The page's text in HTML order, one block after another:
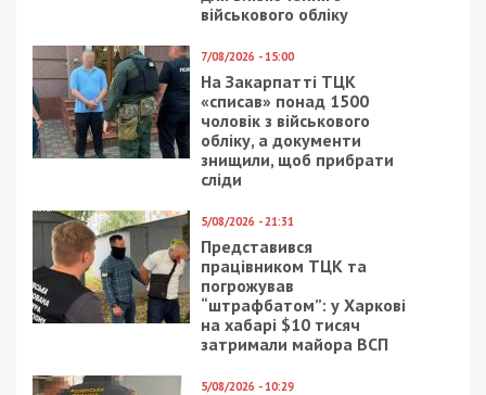
16/02/2026 - 10:30
Одеситка коригувала
атаки рф по
енергооб’єктах міста
4/05/2021 - 7:55